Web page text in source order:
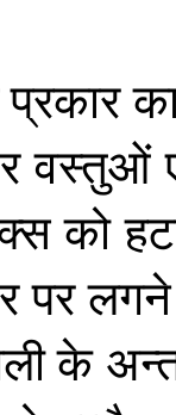
प्रकार
वस्तुओं
को
परलगने
के